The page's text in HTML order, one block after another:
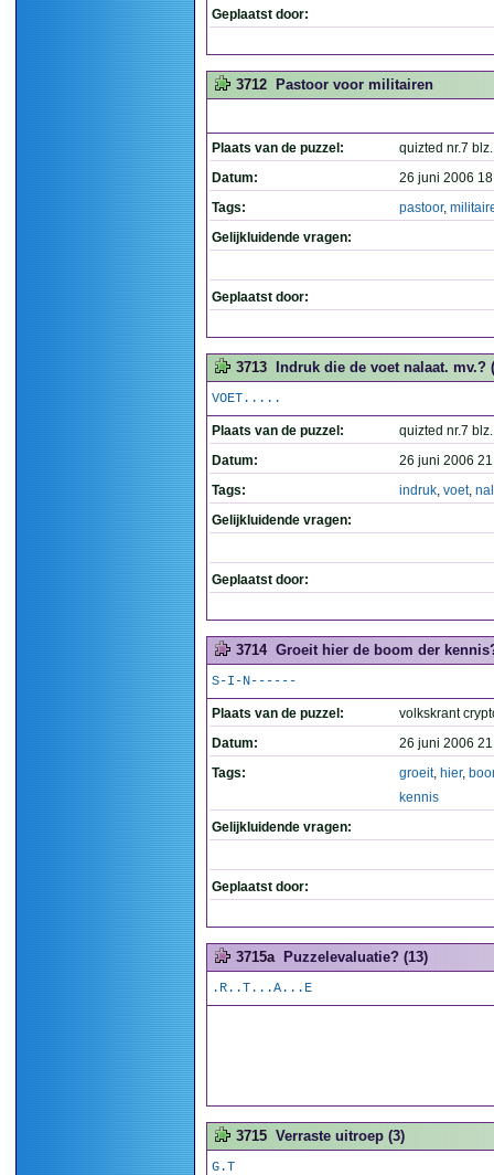
Geplaatst door:
3712 Pastoor voor militairen
Plaats van de puzzel:
quizted nr.7
Datum:
26 juni 2006
Tags:
pastoor,
Gelijkluidende vragen:
Geplaatst door:
3713 Indruk die de voet nalaat. mv.?
VOET.....
Plaats van de puzzel:
quizted nr.7
Datum:
26 juni 2006
Tags:
indruk, voet,
Gelijkluidende vragen:
Geplaatst door:
3714 Groeit hier de boom der
S-I-N------
Plaats van de puzzel:
volkskrant
Datum:
26 juni 2006
Tags:
groeit, hier,
kennis
Gelijkluidende vragen:
Geplaatst door:
3715a Puzzelevaluatie? (13)
.R..T...A...E
3715 Verraste uitroep (3)
G.T